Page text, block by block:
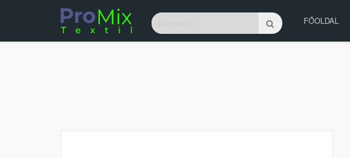
FŐOLDAL